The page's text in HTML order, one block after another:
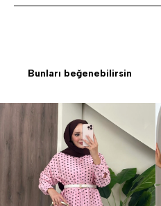
Bunları beğenebilirsin